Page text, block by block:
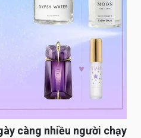
càng nhiều người chạy